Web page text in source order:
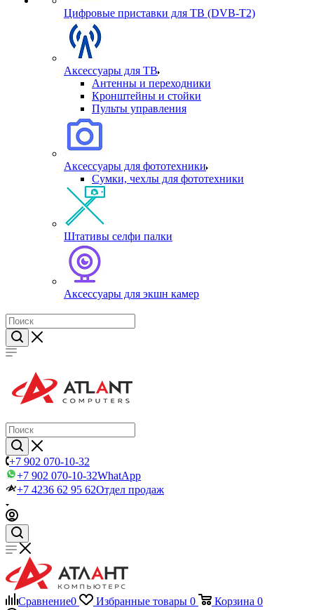
Цифровые приставки для ТВ (DVB-T2)
Аксессуары для ТВ
Антенны и переходники
Кронштейны и стойки
Пульты управления
Аксессуары для фототехники
Сумки, чехлы для фототехники
Штативы селфи палки
Аксессуары для экшн камер
+7 902 070-10-32
+7 902 070-10-32WhatApp
+7 4236 62 95 62Отдел продаж
Сравнение0 Избранные товары 0 Корзина 0